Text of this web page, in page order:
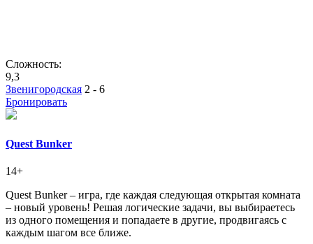
Сложность:
9,3
Звенигородская 2 - 6
Бронировать
Quest Bunker
14+
Quest Bunker – игра, где каждая следующая открытая комната
– новый уровень! Решая логические задачи, вы выбираетесь
из одного помещения и попадаете в другие, продвигаясь с
каждым шагом все ближе.